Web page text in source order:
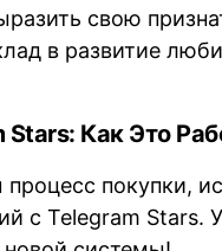
свою
в развитие
Stars: Как Это
процесс покупки,
с Telegram Stars.